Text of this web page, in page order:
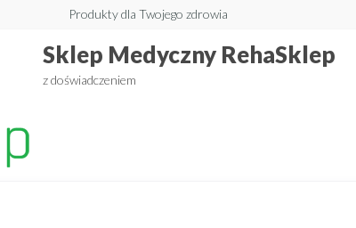
Produkty dla Twojego zdrowia
Sklep Medyczny RehaSklep
z doświadczeniem